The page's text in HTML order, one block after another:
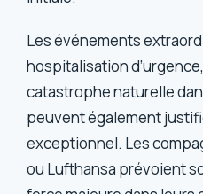
Les événements
hospitalisation
catastrophe naturelle
peuvent également
exceptionnel. Les
ou Lufthansa prévoient